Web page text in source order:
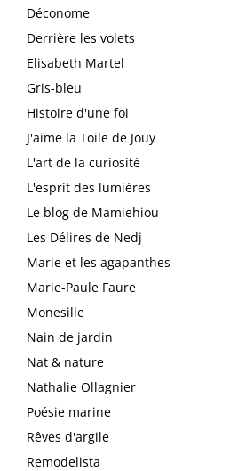
Déconome
Derrière les volets
Elisabeth Martel
Gris-bleu
Histoire d'une foi
J'aime la Toile de Jouy
L'art de la curiosité
L'esprit des lumières
Le blog de Mamiehiou
Les Délires de Nedj
Marie et les agapanthes
Marie-Paule Faure
Monesille
Nain de jardin
Nat & nature
Nathalie Ollagnier
Poésie marine
Rêves d'argile
Remodelista